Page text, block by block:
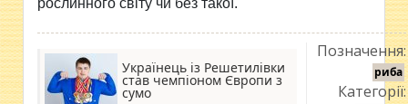
рослинного світу чи без такої.
Українець із Решетилівки
став чемпіоном Європи з
сумо
Позначення:
риба
Категорії: